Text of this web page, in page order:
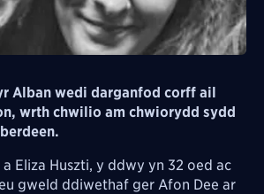
Alban wedi darganfod corff ail
wrth chwilio am chwiorydd sydd
Eliza Huszti, y ddwy yn 32 oed ac
gweld ddiwethaf ger Afon Dee ar